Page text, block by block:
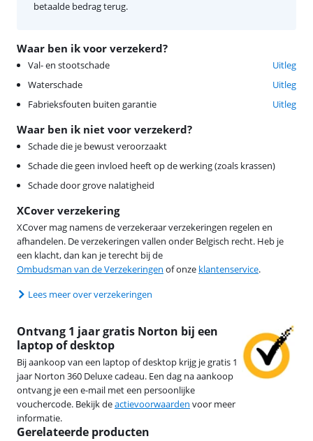
Waar ben ik voor verzekerd?
Val- en stootschade
Uitleg
Waterschade
Uitleg
Fabrieksfouten buiten garantie
Uitleg
Waar ben ik niet voor verzekerd?
Schade die je bewust veroorzaakt
Schade die geen invloed heeft op de werking (zoals krassen)
Schade door grove nalatigheid
XCover verzekering
XCover mag namens de verzekeraar verzekeringen regelen en
afhandelen. De verzekeringen vallen onder Belgisch recht. Heb je
een klacht, dan kan je terecht bij de
Ombudsman van de Verzekeringen of onze klantenservice.
Lees meer over verzekeringen
betaalde bedrag terug.
Ontvang 1 jaar gratis Norton bij een
laptop of desktop
Bij aankoop van een laptop of desktop krijg je gratis 1
jaar Norton 360 Deluxe cadeau. Een dag na aankoop
ontvang je een e-mail met een persoonlijke
vouchercode. Bekijk deactievoorwaarden voor meer
informatie.
Gerelateerde producten